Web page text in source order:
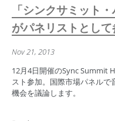
「シンクサミット・
がパネリストとし
Nov 21, 2013
12月4日開催のSync Summit
スト参加。国際市場パネルで
機会を議論します。